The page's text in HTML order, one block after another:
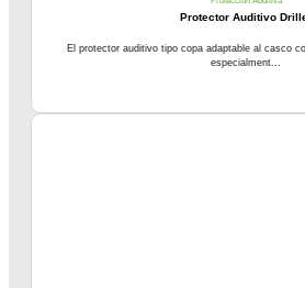
Protector Auditivo
El protector auditivo tipo copa adaptable al casco
especialment...